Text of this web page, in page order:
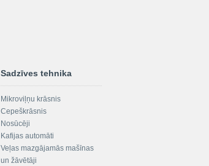
Sadzīves tehnika
Mikroviļņu krāsnis
Cepeškrāsnis
Nosūcēji
Kafijas automāti
Veļas mazgājamās mašīnas
un žāvētāji